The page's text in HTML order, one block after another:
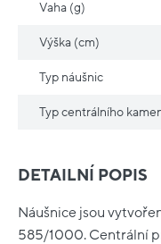
DETAILNÍ POPIS
Náušnice jsou
585/1000. Centrální
Vaha (g)
Výška (cm)
Typ náušnic
Typ centrálního